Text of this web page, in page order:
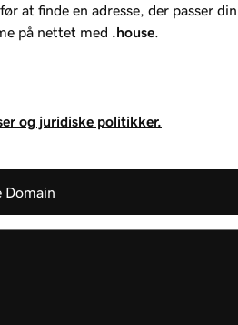
at finde en adresse, der passer din
på nettet med .house
og juridiske politikker.
Domain